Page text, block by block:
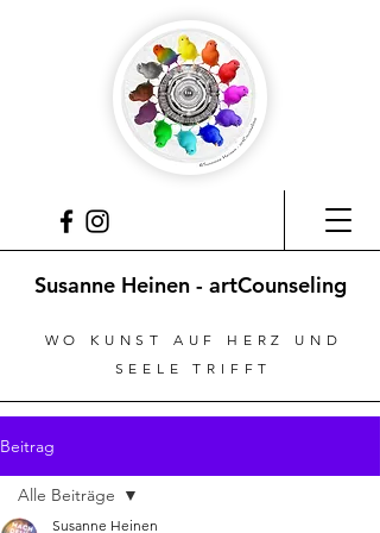
Susanne Heinen - artCounseling
WO KUNST AUF HERZ UND
SEELE TRIFFT
Beitrag
Alle Beiträge
Susanne Heinen